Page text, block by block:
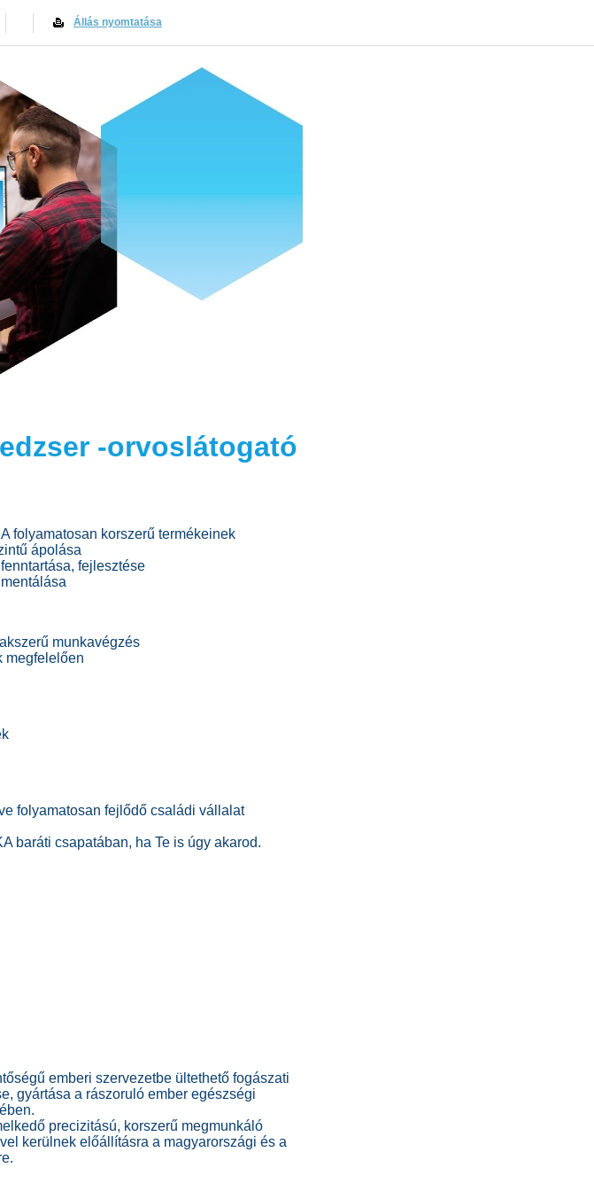
Állás nyomtatása
-orvoslátogató
folyamatosan korszerű termékeinek
ápolása
fejlesztése
munkavégzés
megfelelően
folyamatosan fejlődő családi vállalat
baráti csapatában, ha Te is úgy akarod.
emberi szervezetbe ültethető fogászati
gyártása a rászoruló ember egészségi
precizitású, korszerű megmunkáló
kerülnek előállításra a magyarországi és a